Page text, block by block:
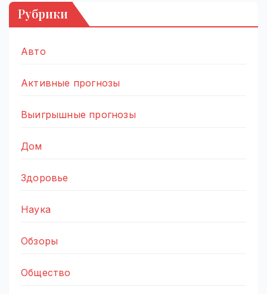
Рубрики
Авто
Активные прогнозы
Выигрышные прогнозы
Дом
Здоровье
Наука
Обзоры
Общество